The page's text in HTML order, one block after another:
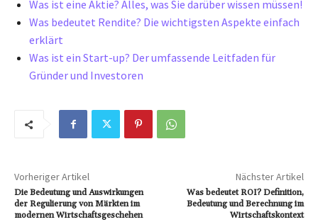
Was ist eine Aktie? Alles, was Sie darüber wissen müssen!
Was bedeutet Rendite? Die wichtigsten Aspekte einfach
erklärt
Was ist ein Start-up? Der umfassende Leitfaden für
Gründer und Investoren
Vorheriger Artikel
Die Bedeutung und Auswirkungen
der Regulierung von Märkten im
modernen Wirtschaftsgeschehen
Nächster Artikel
Was bedeutet ROI? Definition,
Bedeutung und Berechnung im
Wirtschaftskontext